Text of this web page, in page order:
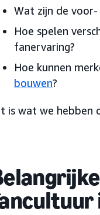
Wat zijn de
Hoe spelen
fanervaring?
Hoe kunnen
bouwen?
is wat we hebben